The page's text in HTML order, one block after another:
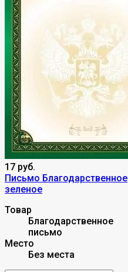
17 руб.
Письмо Благодарственное
зеленое
Товар
Благодарственное
письмо
Место
Без места